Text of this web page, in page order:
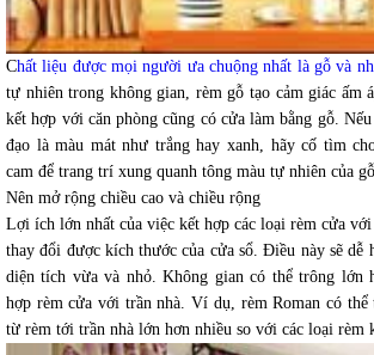
Chất liệu được mọi người ưa chuộng nhất là gỗ và
tự nhiên trong không gian, rèm gỗ tạo cảm giác ấm
kết hợp với căn phòng cũng có cửa làm bằng gỗ.
đạo là màu mát như trắng hay xanh, hãy cố tìm
cam để trang trí xung quanh tông màu tự nhiên của
Nên mở rộng chiều cao và chiều rộng
Lợi ích lớn nhất của việc kết hợp các loại rèm cửa với
thay đổi được kích thước của cửa sổ. Điều này sẽ dễ
diện tích vừa và nhỏ. Không gian có thể trông lớn
hợp rèm cửa với trần nhà. Ví dụ, rèm Roman có thể
từ rèm tới trần nhà lớn hơn nhiều so với các loại rèm